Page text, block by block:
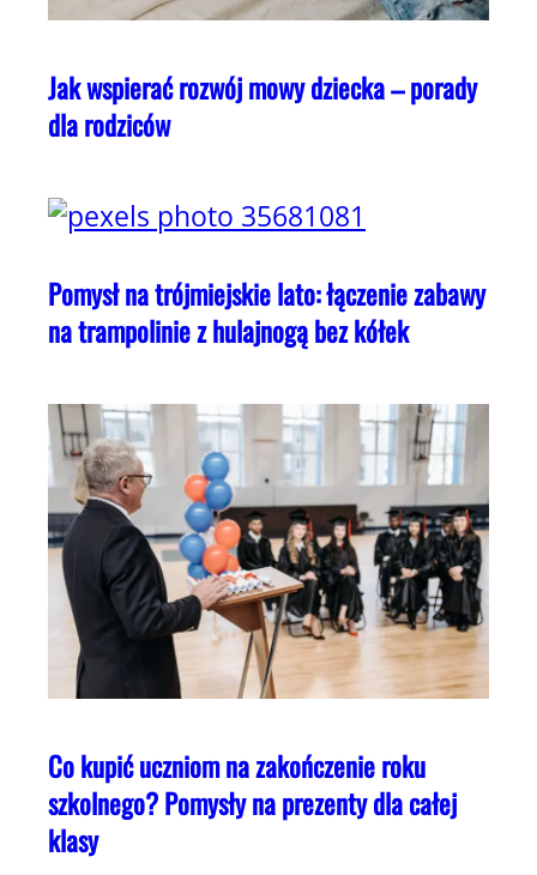
Jak wspierać rozwój mowy dziecka – porady
dla rodziców
Pomysł na trójmiejskie lato: łączenie zabawy
na trampolinie z hulajnogą bez kółek
Co kupić uczniom na zakończenie roku
szkolnego? Pomysły na prezenty dla całej
klasy